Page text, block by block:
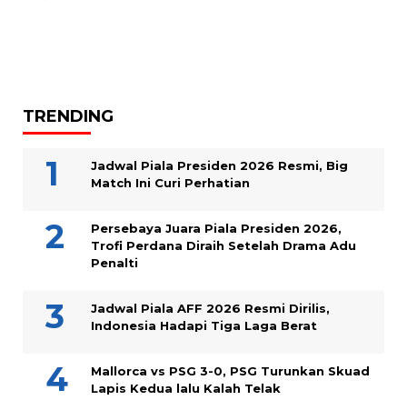
TRENDING
Jadwal Piala Presiden 2026 Resmi, Big
Match Ini Curi Perhatian
Persebaya Juara Piala Presiden 2026,
Trofi Perdana Diraih Setelah Drama Adu
Penalti
Jadwal Piala AFF 2026 Resmi Dirilis,
Indonesia Hadapi Tiga Laga Berat
Mallorca vs PSG 3-0, PSG Turunkan Skuad
Lapis Kedua lalu Kalah Telak